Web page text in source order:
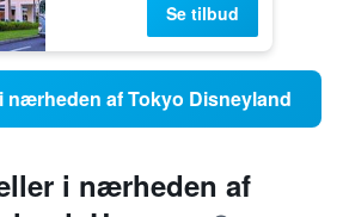
Se tilbud
nærheden af Tokyo Disneyland
i nærheden af